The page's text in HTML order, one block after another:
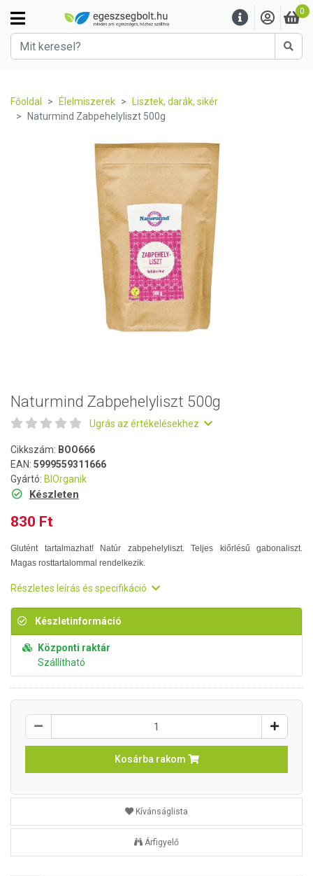
0
Főoldal Élelmiszerek
Lisztek, darák, sikér
Naturmind Zabpehelyliszt 500g
Naturmind Zabpehelyliszt 500g
Ugrás az értékelésekhez
Cikkszám: BOO666
EAN: 5999559311666
Gyártó: BIOrganik
Készleten
830 Ft
Glutént tartalmazhat! Natúr zabpehelyliszt. Teljes kiőrlésű gabonaliszt.
Magas rosttartalommal rendelkezik.
Részletes leírás és specifikáció
Készletinformáció
Központi raktár
Szállítható
Kosárba rakom
Kívánságlista
Árfigyelő